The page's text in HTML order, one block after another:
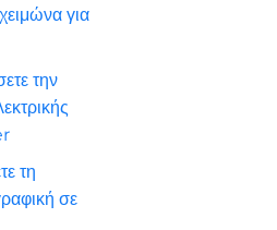
για
την
τη
σε